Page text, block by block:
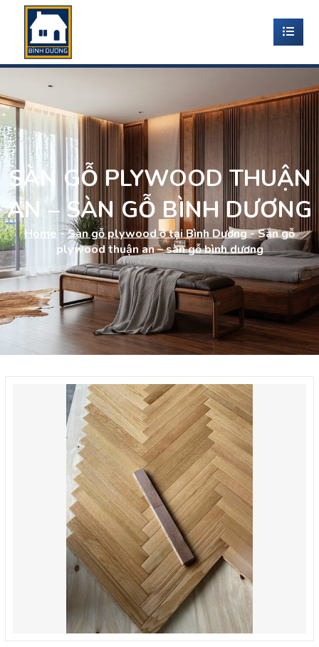
SÀN GỖ PLYWOOD THUẬN
AN – SÀN GỖ BÌNH DƯƠNG
Home-Sàn gỗ plywood ở tại Bình Dương-Sàn gỗ
plywood thuận an – sàn gỗ bình dương